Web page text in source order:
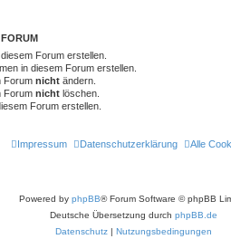
Forum erstellen.
in diesem Forum erstellen.
Forum nicht ändern.
Forum nicht löschen.
Forum erstellen.
Alle
Datenschutzerklärung
Impressum
Powered by phpBB® Forum Software © phpBB
Deutsche Übersetzung durch phpBB.de
Datenschutz | Nutzungsbedingungen